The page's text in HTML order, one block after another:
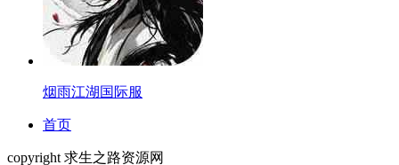
烟雨江湖国际服
首页
copyright 求生之路资源网